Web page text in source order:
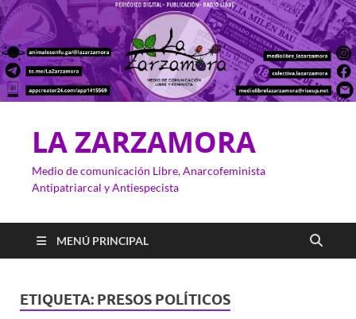
LA ZARZAMORA
Medio de comunicación Libre, Anarcofeminista
Antipatriarcal y Antiespecista
MENÚ PRINCIPAL
ETIQUETA: PRESOS POLÍTICOS